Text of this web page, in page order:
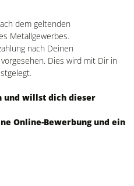
dem geltenden
Metallgewerbes.
nach Deinen
Dies wird mit Dir in
und willst dich dieser
Online-Bewerbung und ein